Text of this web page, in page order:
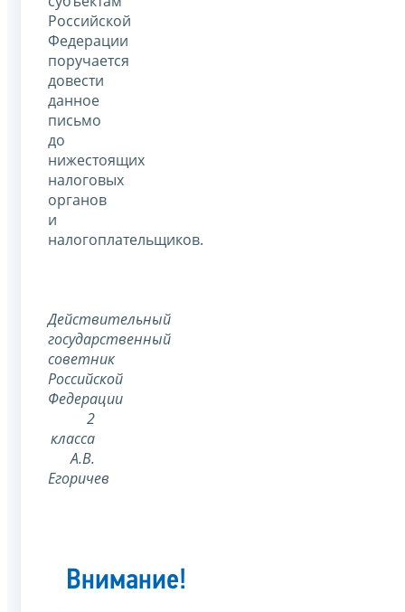
Российской
Федерации
поручается
довести
данное
письмо
до
нижестоящих
налоговых
органов
и
налогоплательщиков.
Действительный
государственный
советник
Российской
Федерации
2
класса
А.В.
Егоричев
Внимание!